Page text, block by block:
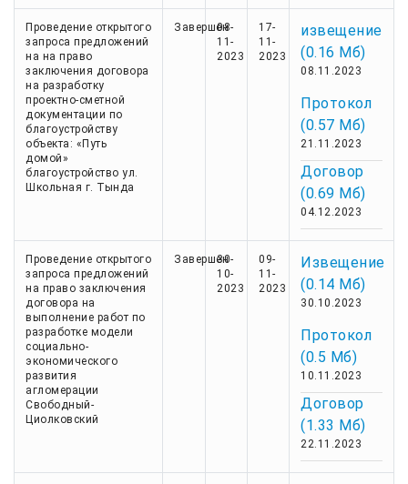
Проведение открытого
запроса предложений
на на право
заключения договора
на разработку
проектно-сметной
документации по
благоустройству
объекта: «Путь
домой»
благоустройство ул.
Школьная г. Тында
Завершен
08-
11-
2023
17-
11-
2023
извещение
(0.16 Мб)
08.11.2023
Протокол
(0.57 Мб)
21.11.2023
Договор
(0.69 Мб)
04.12.2023
Проведение открытого
запроса предложений
на право заключения
договора на
выполнение работ по
разработке модели
социально-
экономического
развития
агломерации
Свободный-
Циолковский
Завершен
30-
10-
2023
09-
11-
2023
Извещение
(0.14 Мб)
30.10.2023
Протокол
(0.5 Мб)
10.11.2023
Договор
(1.33 Мб)
22.11.2023